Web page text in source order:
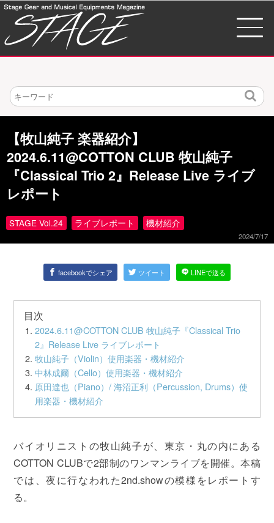
検
【牧山純子 楽器紹介】
2024.6.11@COTTON CLUB 牧山純子
『Classical Trio 2』Release Live ライブ
レポート
STAGE Vol.24 ライブレポート 機材紹介
2024/7/17
facebookでシェア ツイート LINEで送る
目次
2024.6.11@COTTON CLUB 牧山純子『Classical Trio
2』Release Live ライブレポート
牧山純子（Violin）使用楽器・機材紹介
中林成爾（Cello）使用楽器・機材紹介
原田達也（Piano）/ 海沼正利（Percussion, Drums）使
用楽器・機材紹介
バイオリニストの牧山純子が、東京・丸の内にある
COTTON CLUBで2部制のワンマンライブを開催。本稿
では、夜に行なわれた2nd.showの模様をレポートす
る。